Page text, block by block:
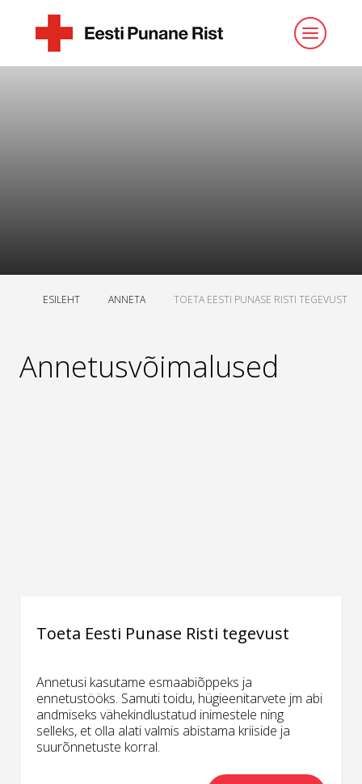
ESILEHT ANNETA TOETA EESTI PUNASE RISTI TEGEVUST
Annetusvõimalused
Toeta Eesti Punase Risti tegevust
Annetusi kasutame esmaabiõppeks ja
ennetustööks. Samuti toidu, hügieenitarvete jm abi
andmiseks vähekindlustatud inimestele ning
selleks, et olla alati valmis abistama kriiside ja
suurõnnetuste korral.